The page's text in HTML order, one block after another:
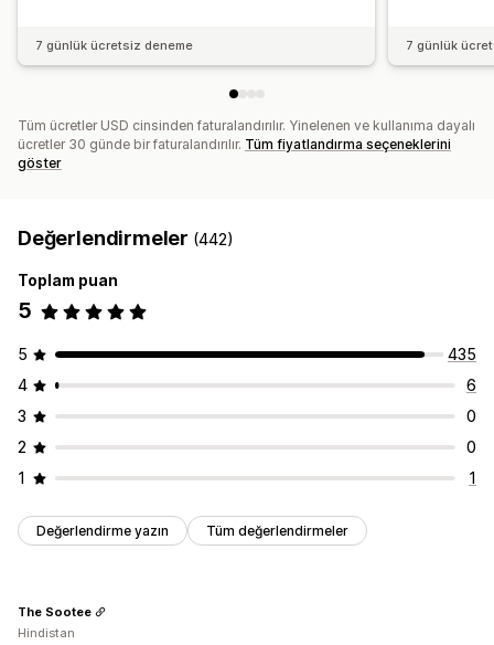
7 günlük ücretsiz deneme 7 günlük
Tüm ücretler USD cinsinden faturalandırılır. Yinelenen ve kullanıma dayalı
ücretler 30 günde bir faturalandırılır. Tüm fiyatlandırma seçeneklerini
göster
Değerlendirmeler (442)
Toplam puan
5
5
435
4
6
3
0
2
0
1
1
Değerlendirme yazın Tüm değerlendirmeler
The Sootee
Hindistan